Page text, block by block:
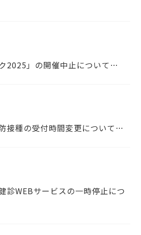
2025」の開催中止について…
接種の受付時間変更について…
診WEBサービスの一時停止につ